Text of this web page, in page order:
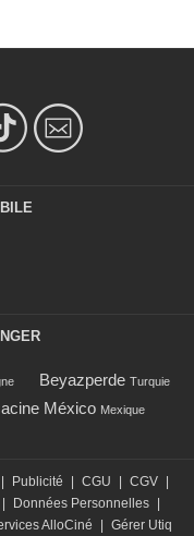
Beyazperde Turquie
México Mexique
| Publicité | CGU | CGV |
| Données Personnelles |
AlloCiné | Gérer Utiq